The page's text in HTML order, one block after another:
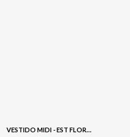
VESTIDO MIDI - EST FLORAL DELICADO PRETO